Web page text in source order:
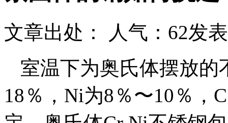
文章出处： 人气： 62发
室温下为奥氏体摆放的
18％，Ni为8％〜10％，